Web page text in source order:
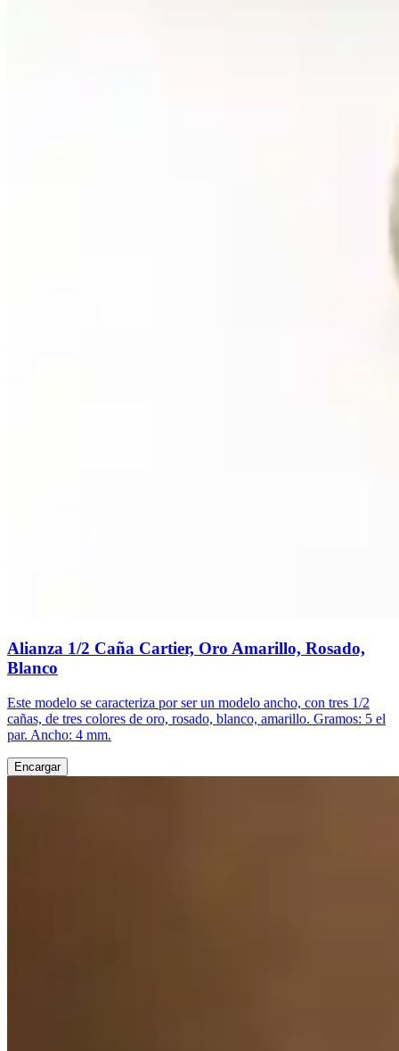
Alianza 1/2 Caña Cartier, Oro Amarillo, Rosado,
Blanco
Este modelo se caracteriza por ser un modelo ancho, con tres 1/2
cañas, de tres colores de oro, rosado, blanco, amarillo. Gramos: 5 el
par. Ancho: 4 mm.
Encargar